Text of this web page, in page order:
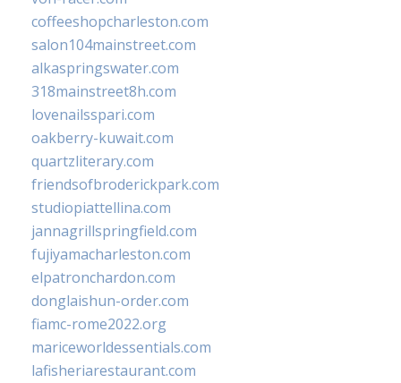
coffeeshopcharleston.com
salon104mainstreet.com
alkaspringswater.com
318mainstreet8h.com
lovenailsspari.com
oakberry-kuwait.com
quartzliterary.com
friendsofbroderickpark.com
studiopiattellina.com
jannagrillspringfield.com
fujiyamacharleston.com
elpatronchardon.com
donglaishun-order.com
fiamc-rome2022.org
mariceworldessentials.com
lafisheriarestaurant.com